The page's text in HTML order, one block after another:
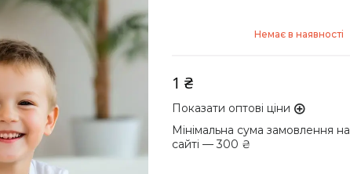
Немає в наявності
1 ₴
Показати оптові ціни
Мінімальна сума замовлення на
сайті — 300 ₴